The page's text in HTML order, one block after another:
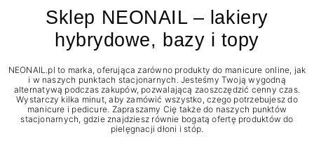
Sklep NEONAIL – lakiery
hybrydowe, bazy i topy
NEONAIL.pl to marka, oferująca zarówno produkty do manicure online, jak
i w naszych punktach stacjonarnych. Jesteśmy Twoją wygodną
alternatywą podczas zakupów, pozwalającą zaoszczędzić cenny czas.
Wystarczy kilka minut, aby zamówić wszystko, czego potrzebujesz do
manicure i pedicure. Zapraszamy Cię także do naszych punktów
stacjonarnych, gdzie znajdziesz równie bogatą ofertę produktów do
pielęgnacji dłoni i stóp.